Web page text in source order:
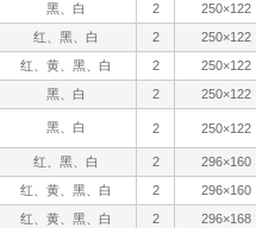
黑、白 2
250×122
红、黑、白 2
250×122
红、黄、黑、白 2
250×122
黑、白 2
250×122
黑、白 2 250×122
红、黑、白 2
296×160
红、黄、黑、白 2
296×160
红、黄、黑、白 2
296×168